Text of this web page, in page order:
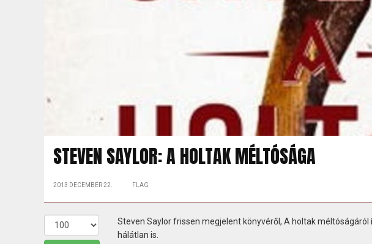
STEVEN SAYLOR: A HOLTAK MÉLTÓSÁGA
2013 DECEMBER 22. FLAG
Steven Saylor frissen megjelent könyvéről, A holtak
hálátlan is.